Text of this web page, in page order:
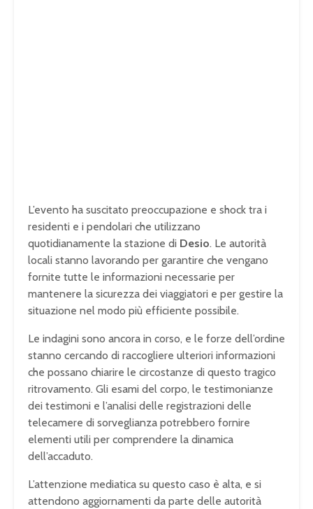
L’evento ha suscitato preoccupazione e shock tra i
residenti e i pendolari che utilizzano
quotidianamente la stazione di Desio. Le autorità
locali stanno lavorando per garantire che vengano
fornite tutte le informazioni necessarie per
mantenere la sicurezza dei viaggiatori e per gestire la
situazione nel modo più efficiente possibile.
Le indagini sono ancora in corso, e le forze dell’ordine
stanno cercando di raccogliere ulteriori informazioni
che possano chiarire le circostanze di questo tragico
ritrovamento. Gli esami del corpo, le testimonianze
dei testimoni e l’analisi delle registrazioni delle
telecamere di sorveglianza potrebbero fornire
elementi utili per comprendere la dinamica
dell’accaduto.
L’attenzione mediatica su questo caso è alta, e si
attendono aggiornamenti da parte delle autorità